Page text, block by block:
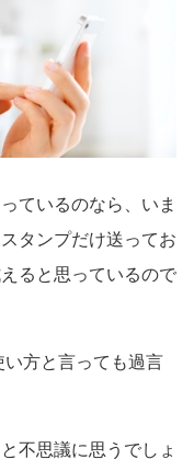
ているのなら、いま
タンプだけ送ってお
ると思っているので
方と言っても過言
不思議に思うでしょ